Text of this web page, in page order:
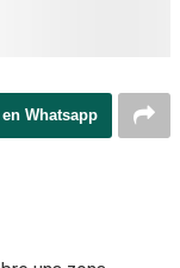
Whatsapp